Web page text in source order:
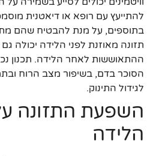
להתייעץ עם רופא או דיאטנית
בתוספים, על מנת להבטיח שהם
תזונה מאוזנת לפני הלידה יכולה
ההתאוששות לאחר הלידה. תכנון
הסוכר בדם, בשיפור מצב הרוח
לגידול התינוק.
השפעת התזונה
הלידה